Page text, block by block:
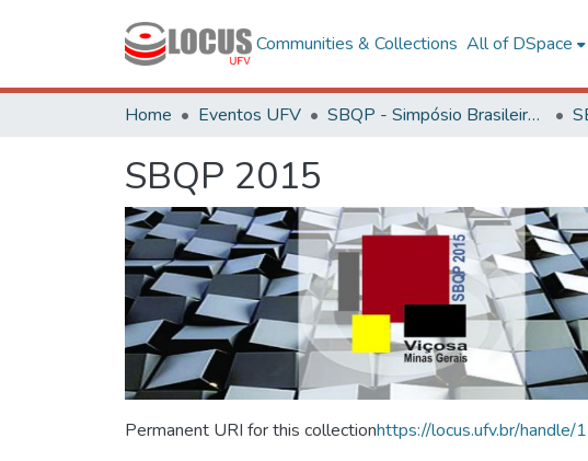
Communities & Collections All of DSpace
Home Eventos UFV SBQP - Simpósio Brasileiro de Qualidade do Projeto no Ambiente Construído
SBQP 2015
Permanent URI for this collectionhttps://locus.ufv.br/